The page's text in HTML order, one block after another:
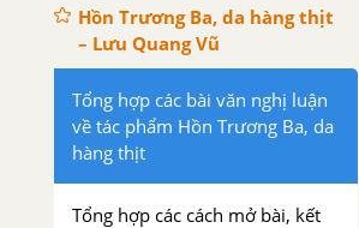
Hồn Trương Ba, da hàng thịt
– Lưu Quang Vũ
Tổng hợp các bài văn nghị luận
về tác phẩm Hồn Trương Ba, da
hàng thịt
Tổng hợp các cách mở bài, kết